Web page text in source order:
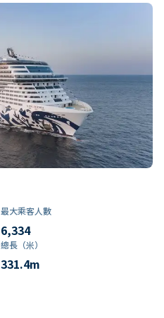
最大乘客人數
6,334
總長（米）
331.4m